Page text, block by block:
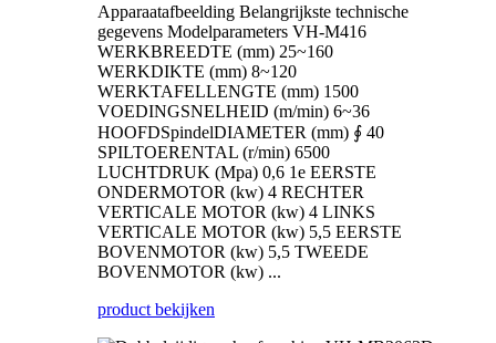
Apparaatafbeelding Belangrijkste technische
gegevens Modelparameters VH-M416
WERKBREEDTE (mm) 25~160
WERKDIKTE (mm) 8~120
WERKTAFELLENGTE (mm) 1500
VOEDINGSNELHEID (m/min) 6~36
HOOFDSpindelDIAMETER (mm) ∮ 40
SPILTOERENTAL (r/min) 6500
LUCHTDRUK (Mpa) 0,6 1e EERSTE
ONDERMOTOR (kw) 4 RECHTER
VERTICALE MOTOR (kw) 4 LINKS
VERTICALE MOTOR (kw) 5,5 EERSTE
BOVENMOTOR (kw) 5,5 TWEEDE
BOVENMOTOR (kw) ...
product bekijken